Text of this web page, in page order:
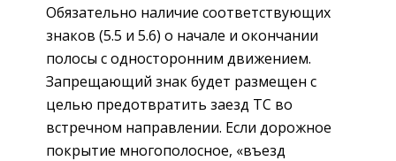
Обязательно наличие соответствующих
знаков (5.5 и 5.6) о начале и окончании
полосы с односторонним движением.
Запрещающий знак будет размещен с
целью предотвратить заезд ТС во
встречном направлении. Если дорожное
покрытие многополосное, «въезд